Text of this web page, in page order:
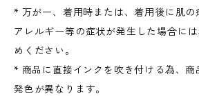
* 万が一、着用時または、着用後に肌
アレルギー等の症状が発生した場合に
めください。
* 商品に直接インクを吹き付ける為、商
発色が異なります。